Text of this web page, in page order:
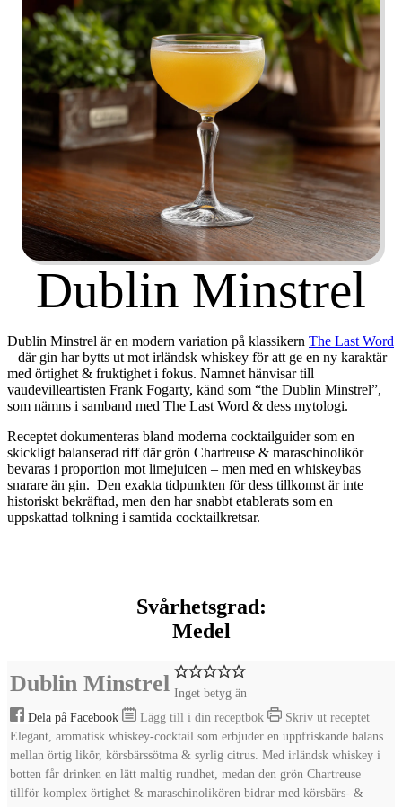
Dublin Minstrel
Dublin Minstrel är en modern variation på klassikern The Last Word
– där gin har bytts ut mot irländsk whiskey för att ge en ny karaktär
med örtighet & fruktighet i fokus. Namnet hänvisar till
vaudevilleartisten Frank Fogarty, känd som “the Dublin Minstrel”,
som nämns i samband med The Last Word & dess mytologi.
Receptet dokumenteras bland moderna cocktailguider som en
skickligt balanserad riff där grön Chartreuse & maraschinolikör
bevaras i proportion mot limejuicen – men med en whiskeybas
snarare än gin. Den exakta tidpunkten för dess tillkomst är inte
historiskt bekräftad, men den har snabbt etablerats som en
uppskattad tolkning i samtida cocktailkretsar.
Svårhetsgrad:
Medel
Dublin Minstrel Inget betyg än
Dela på Facebook
Lägg till i din receptbok
Skriv ut receptet
Elegant, aromatisk whiskey-cocktail som erbjuder en uppfriskande balans
mellan örtig likör, körsbärssötma & syrlig citrus. Med irländsk whiskey i
botten får drinken en lätt maltig rundhet, medan den grön Chartreuse
tillför komplex örtighet & maraschinolikören bidrar med körsbärs- &